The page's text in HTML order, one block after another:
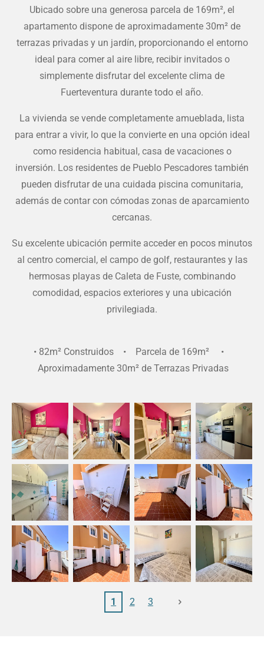
Ubicado sobre una generosa parcela de 169m², el
apartamento dispone de aproximadamente 30m² de
terrazas privadas y un jardín, proporcionando el entorno
ideal para comer al aire libre, recibir invitados o
simplemente disfrutar del excelente clima de
Fuerteventura durante todo el año.
La vivienda se vende completamente amueblada, lista
para entrar a vivir, lo que la convierte en una opción ideal
como residencia habitual, casa de vacaciones o
inversión. Los residentes de Pueblo Pescadores también
pueden disfrutar de una cuidada piscina comunitaria,
además de contar con cómodas zonas de aparcamiento
cercanas.
Su excelente ubicación permite acceder en pocos minutos
al centro comercial, el campo de golf, restaurantes y las
hermosas playas de Caleta de Fuste, combinando
comodidad, espacios exteriores y una ubicación
privilegiada.
• 82m² Construidos • Parcela de 169m² •
Aproximadamente 30m² de Terrazas Privadas
1 2 3